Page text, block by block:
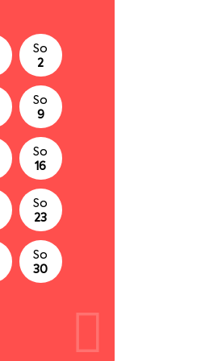
So
2
So
9
So
16
So
23
So
30